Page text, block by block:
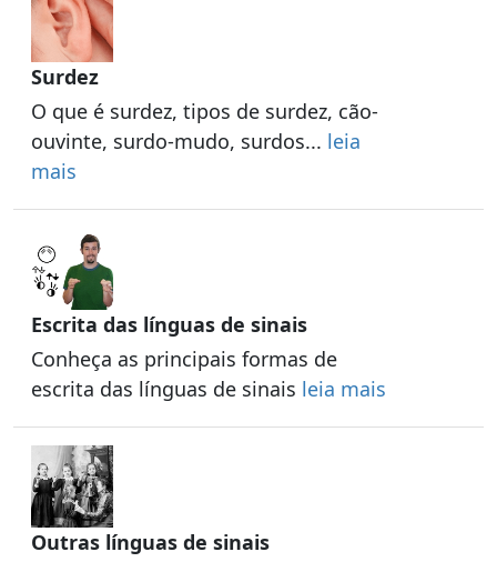
Surdez
O que é surdez, tipos de surdez, cão-
ouvinte, surdo-mudo, surdos... leia
mais
Escrita das línguas de sinais
Conheça as principais formas de
escrita das línguas de sinais leia mais
Outras línguas de sinais